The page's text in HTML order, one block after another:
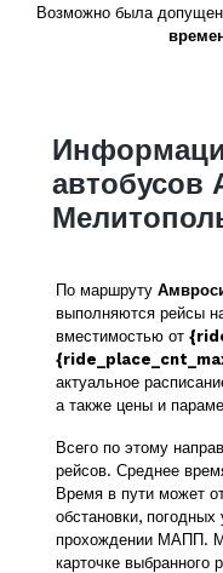
Возможно была
автобусов
По маршруту
выполняются рейсы
вместимостью от
актуальное
а также цены и
Всего по этому
рейсов. Среднее
Время в пути может
обстановки,
прохождении МАПП.
карточке выбранного